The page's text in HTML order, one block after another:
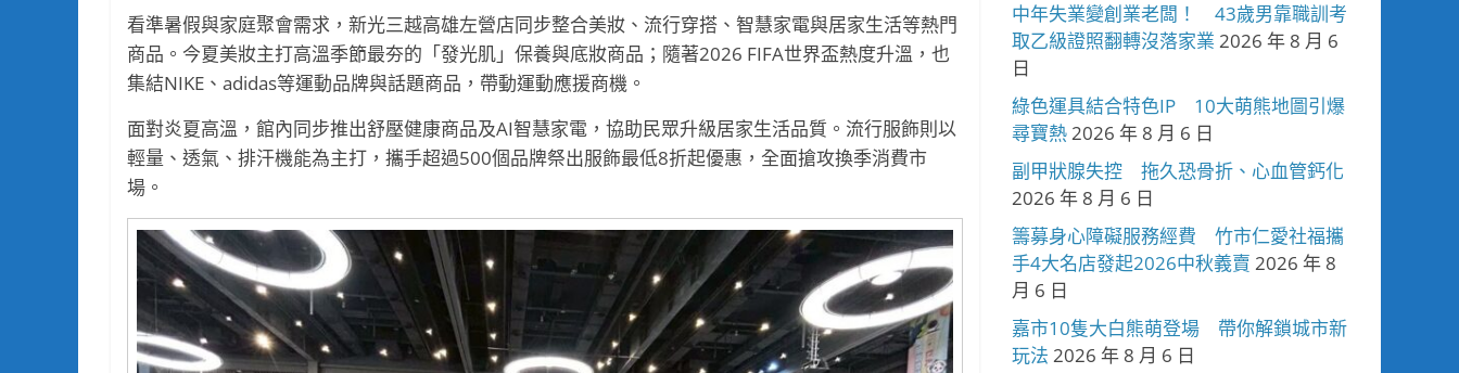
看準暑假與家庭聚會需求，新光三越高雄左營店同步整合美妝、流行穿搭、智慧家電與居家生活等熱門
商品。今夏美妝主打高溫季節最夯的「發光肌」保養與底妝商品；隨著2026 FIFA世界盃熱度升溫，也
集結NIKE、adidas等運動品牌與話題商品，帶動運動應援商機。
面對炎夏高溫，館內同步推出舒壓健康商品及AI智慧家電，協助民眾升級居家生活品質。流行服飾則以
輕量、透氣、排汗機能為主打，攜手超過500個品牌祭出服飾最低8折起優惠，全面搶攻換季消費市
場。
中年失業變創業老闆！ 43歲男靠職訓考
取乙級證照翻轉沒落家業 2026 年 8 月 6
日
綠色運具結合特色IP 10大萌熊地圖引爆
尋寶熱2026 年 8 月 6 日
副甲狀腺失控 拖久恐骨折、心血管鈣化
2026 年 8 月 6 日
籌募身心障礙服務經費 竹市仁愛社福攜
手4大名店發起2026中秋義賣 2026 年 8
月 6 日
嘉市10隻大白熊萌登場 帶你解鎖城市新
玩法 2026 年 8 月 6 日